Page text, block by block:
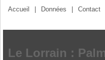
Accueil Données Contact
Le Lorrain :